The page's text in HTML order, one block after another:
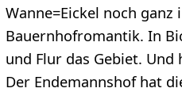
Wanne=Eickel noch ganz
Bauernhofromantik. In
und Flur das Gebiet.
Der Endemannshof hat